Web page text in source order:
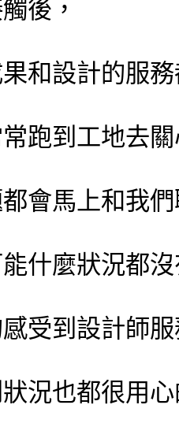
後，
和設計的服
跑到工地去
會馬上和我
什麼狀況都
受到設計師
況也都很用